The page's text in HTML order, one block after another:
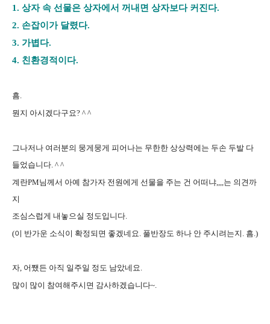
1. 상자 속 선물은 상자에서 꺼내면 상자보다 커진다.
2. 손잡이가 달렸다.
3. 가볍다.
4. 친환경적이다.
흠
뭔지 아시겠다구요? ^ ^
그나저나 여러분의 뭉게뭉게 피어나는 무한한 상상력에는 두손 두발 다
들었습니다 . ^ ^
계란PM님께서 아예 참가자 전원에게 선물을 주는 건 어떠냐
는 의견까
지
조심스럽게 내놓으실 정도입니다
(이 반가운 소식이 확정되면 좋겠네요 풀반장도 하나 안 주시려는지 흠 .)
자 어쨌든 아직 일주일 정도 남았네요
많이 많이 참여해주시면 감사하겠습니다~.